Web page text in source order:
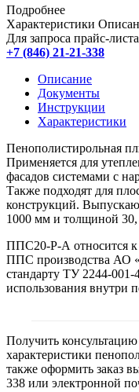
Подробнее
Характеристики
Для запроса прайс-
+7 (846) 21-21-338
Описание
Документы
Инструкции
Характеристики
Пенополистирольная
Применяется для
фасадов системами с
Также подходят для
конструкций.
1000 мм и толщиной
ППС20-Р-А относится к
ППС производства АО
стандарту ТУ 2244-
использования внутри
Получить
характеристики
также оформить заказ
338 или электронной